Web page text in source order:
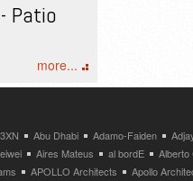
Patio
more...
3XN Abu Dhabi Adamo-Faiden
Aires Mateus al bordE
Alberto
APOLLO Architects
Apollo